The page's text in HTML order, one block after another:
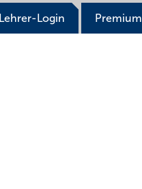
Lehrer-Login Premium